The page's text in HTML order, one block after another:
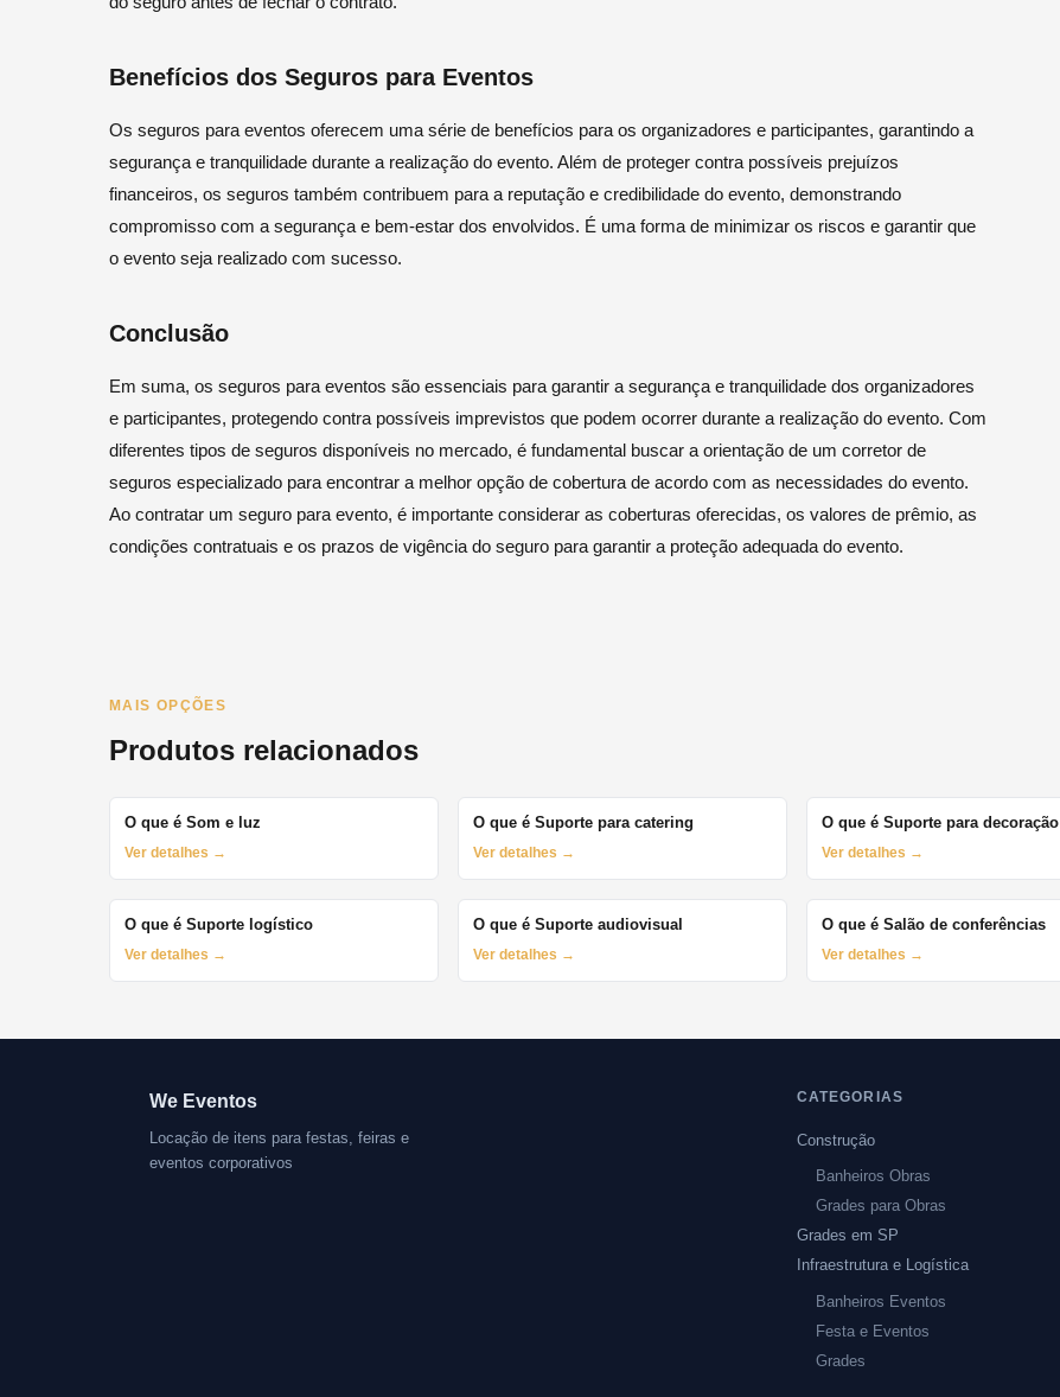
Benefícios dos Seguros para Eventos
Os seguros para eventos oferecem uma série de benefícios para os organizadores e participantes, garantindo a
segurança e tranquilidade durante a realização do evento. Além de proteger contra possíveis prejuízos
financeiros, os seguros também contribuem para a reputação e credibilidade do evento, demonstrando
compromisso com a segurança e bem-estar dos envolvidos. É uma forma de minimizar os riscos e garantir que
o evento seja realizado com sucesso.
Conclusão
Em suma, os seguros para eventos são essenciais para garantir a segurança e tranquilidade dos organizadores
e participantes, protegendo contra possíveis imprevistos que podem ocorrer durante a realização do evento. Com
diferentes tipos de seguros disponíveis no mercado, é fundamental buscar a orientação de um corretor de
seguros especializado para encontrar a melhor opção de cobertura de acordo com as necessidades do evento.
Ao contratar um seguro para evento, é importante considerar as coberturas oferecidas, os valores de prêmio, as
condições contratuais e os prazos de vigência do seguro para garantir a proteção adequada do evento.
MAIS OPÇÕES
Produtos relacionados
O que é Som e luz
Ver detalhes →
O que é Suporte para catering
Ver detalhes →
O que é Suporte para decoração
Ver detalhes →
O que é Suporte logístico
Ver detalhes →
O que é Suporte audiovisual
Ver detalhes →
O que é Salão de conferências
Ver detalhes →
We Eventos
Locação de itens para festas, feiras e
eventos corporativos
CATEGORIAS
Construção
Banheiros Obras
Grades para Obras
Grades em SP
Infraestrutura e Logística
Banheiros Eventos
Festa e Eventos
Grades